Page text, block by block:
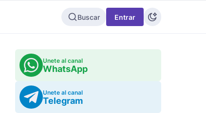
Buscar Entrar
Unete al canal
WhatsApp
Unete al canal
Telegram